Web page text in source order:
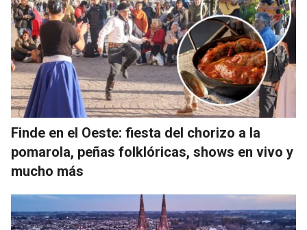
Finde en el Oeste: fiesta del chorizo a la
pomarola, peñas folklóricas, shows en vivo y
mucho más